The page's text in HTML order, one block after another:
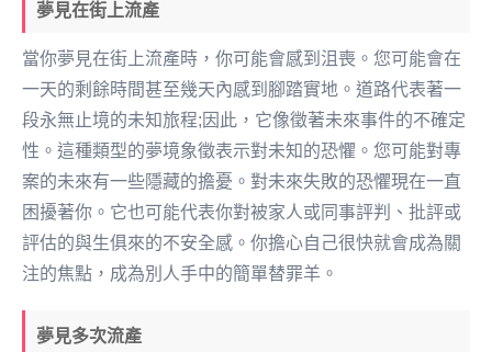
夢見在街上流產
當你夢見在街上流產時，你可能會感到沮喪。您可能會在
一天的剩餘時間甚至幾天內感到腳踏實地。道路代表著一
段永無止境的未知旅程;因此，它像徵著未來事件的不確定
性。這種類型的夢境象徵表示對未知的恐懼。您可能對專
案的未來有一些隱藏的擔憂。對未來失敗的恐懼現在一直
困擾著你。它也可能代表你對被家人或同事評判、批評或
評估的與生俱來的不安全感。你擔心自己很快就會成為關
注的焦點，成為別人手中的簡單替罪羊。
夢見多次流產